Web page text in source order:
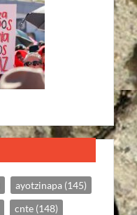
ayotzinapa (145)
cnte (148)